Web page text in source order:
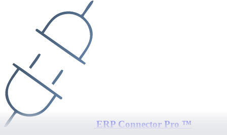
ERP Connector Pro ™